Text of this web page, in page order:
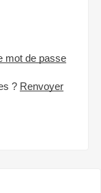
mot de passe
? Renvoyer